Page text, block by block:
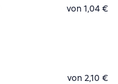
von 1,04 €
von 2,10 €